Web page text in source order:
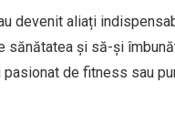
devenit aliați
sănătatea și să-și
de fitness sau